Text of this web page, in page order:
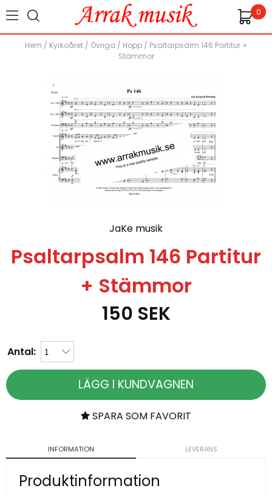
0
Hem / Kyrkoåret/ Övriga / Hopp/ Psaltarpsalm 146 Partitur +
Stämmor
JaKe musik
Psaltarpsalm 146 Partitur
+ Stämmor
150 SEK
Antal:
LÄGG I KUNDVAGNEN
SPARA SOM FAVORIT
INFORMATION LEVERANS
Produktinformation